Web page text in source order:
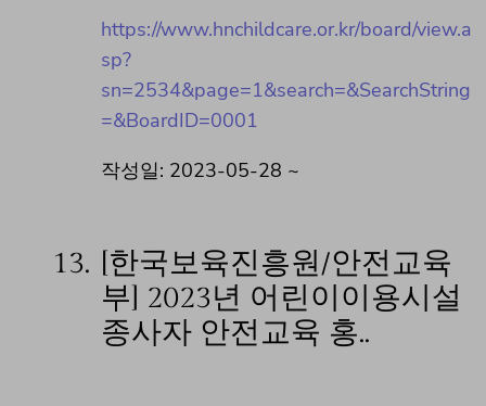
https://www.hnchildcare.or.kr/board/view.a
sp?
sn=2534&page=1&search=&SearchString
=&BoardID=0001
작성일: 2023-05-28 ~
13. [한국보육진흥원/안전교육
부] 2023년 어린이이용시설
종사자 안전교육 홍..